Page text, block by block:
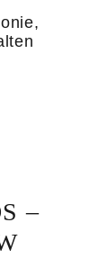
–